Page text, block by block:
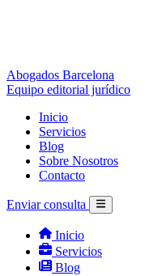
Abogados Barcelona
Equipo editorial jurídico
Inicio
Servicios
Blog
Sobre Nosotros
Contacto
Enviar consulta
Inicio
Servicios
Blog